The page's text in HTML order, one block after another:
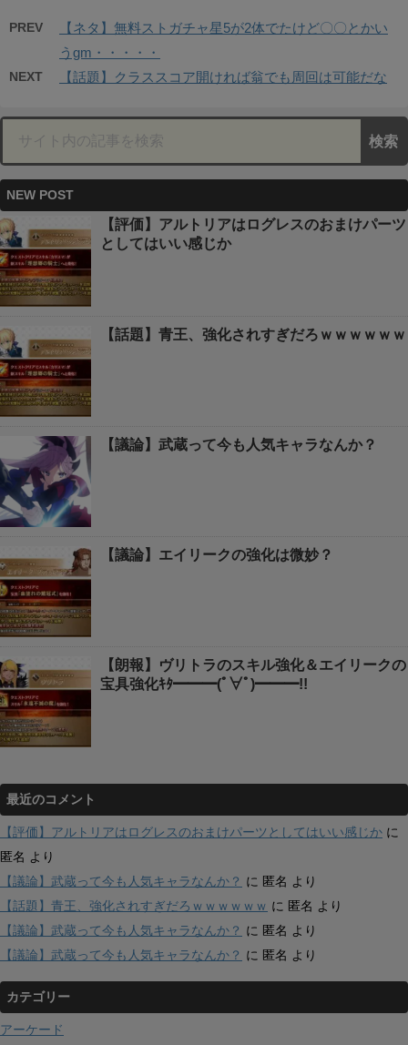
PREV
【ネタ】無料ストガチャ星5が2体でたけど〇〇とかい
うgm・・・・・
NEXT 【話題】クラススコア開ければ翁でも周回は可能だな
NEW POST
【評価】アルトリアはログレスのおまけパーツ
としてはいい感じか
【話題】青王、強化されすぎだろｗｗｗｗｗｗ
【議論】武蔵って今も人気キャラなんか？
【議論】エイリークの強化は微妙？
【朗報】ヴリトラのスキル強化＆エイリークの
宝具強化ｷﾀ━━━(ﾟ∀ﾟ)━━━!!
最近のコメント
【評価】アルトリアはログレスのおまけパーツとしてはいい感じか に
匿名 より
【議論】武蔵って今も人気キャラなんか？ に 匿名 より
【話題】青王、強化されすぎだろｗｗｗｗｗｗ に 匿名 より
【議論】武蔵って今も人気キャラなんか？ に 匿名 より
【議論】武蔵って今も人気キャラなんか？ に 匿名 より
カテゴリー
アーケード